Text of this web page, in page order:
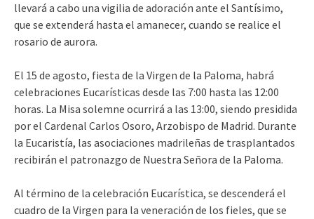
llevará a cabo una vigilia de adoración ante el Santísimo,
que se extenderá hasta el amanecer, cuando se realice el
rosario de aurora.
El 15 de agosto, fiesta de la Virgen de la Paloma, habrá
celebraciones Eucarísticas desde las 7:00 hasta las 12:00
horas. La Misa solemne ocurrirá a las 13:00, siendo presidida
por el Cardenal Carlos Osoro, Arzobispo de Madrid. Durante
la Eucaristía, las asociaciones madrileñas de trasplantados
recibirán el patronazgo de Nuestra Señora de la Paloma.
Al término de la celebración Eucarística, se descenderá el
cuadro de la Virgen para la veneración de los fieles, que se